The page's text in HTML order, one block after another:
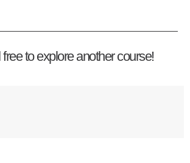
to explore another course!